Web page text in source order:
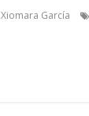
Xiomara García